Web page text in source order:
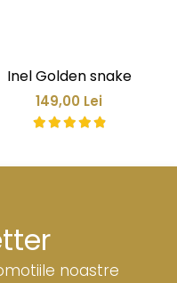
Inel Golden snake
149,00 Lei
noastre